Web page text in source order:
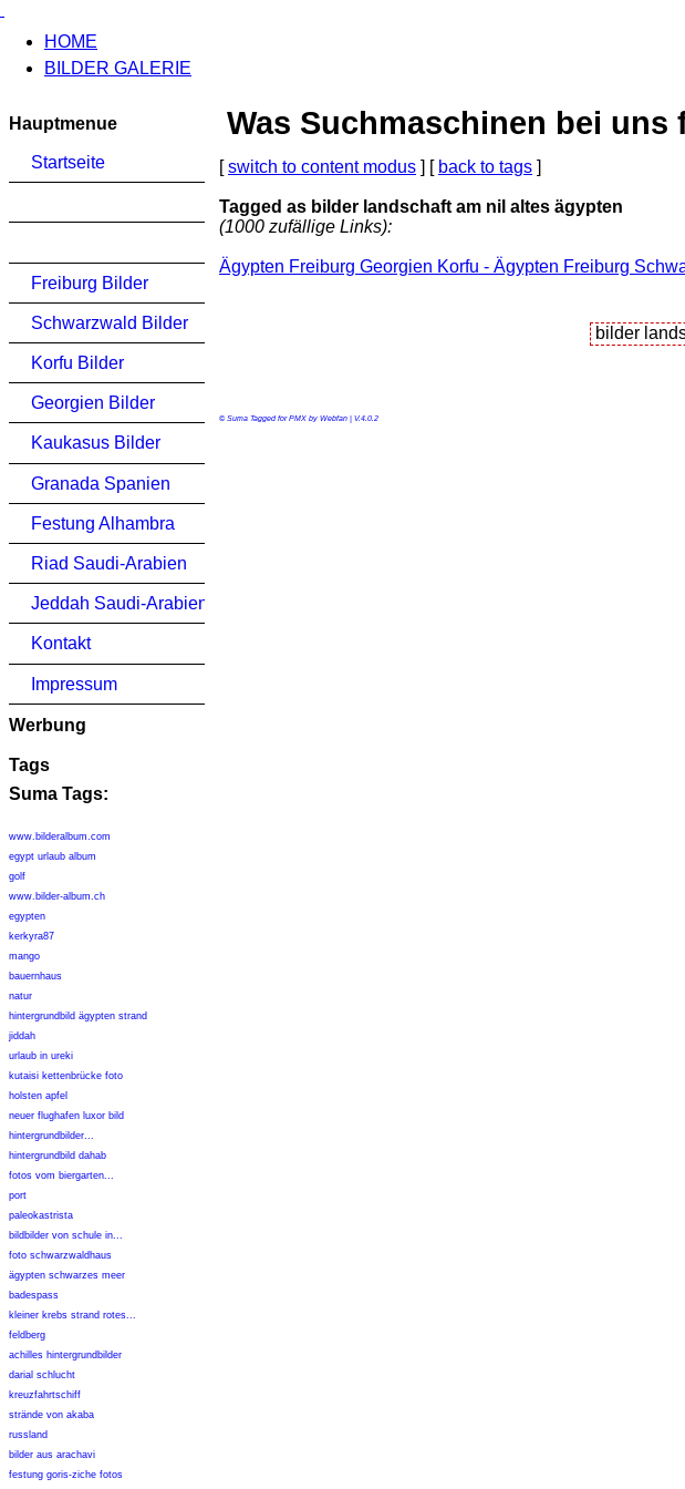
HOME
BILDER GALERIE
Hauptmenue
Startseite
Freiburg Bilder
Schwarzwald Bilder
Korfu Bilder
Georgien Bilder
Kaukasus Bilder
Granada Spanien
Festung Alhambra
Riad Saudi-Arabien
Jeddah Saudi-Arabien
Kontakt
Impressum
Werbung
Tags
Suma Tags:
www.bilderalbum.com
egypt urlaub album
golf
www.bilder-album.ch
egypten
kerkyra87
mango
bauernhaus
natur
hintergrundbild ägypten strand
jiddah
urlaub in ureki
kutaisi kettenbrücke foto
holsten apfel
neuer flughafen luxor bild
hintergrundbilder...
hintergrundbild dahab
fotos vom biergarten...
port
paleokastrista
bildbilder von schule in...
foto schwarzwaldhaus
ägypten schwarzes meer
badespass
kleiner krebs strand rotes...
feldberg
achilles hintergrundbilder
darial schlucht
kreuzfahrtschiff
strände von akaba
russland
bilder aus arachavi
festung goris-ziche fotos
Was Suchmaschinen bei uns
[switch to content modus ] [ back to tags ]
Tagged as bilder landschaft am nil altes ägypten
(1000 zufällige Links):
Ägypten Freiburg Georgien Korfu - Ägypten Freiburg
© Suma Tagged for PMX by Webfan | V.4.0.2